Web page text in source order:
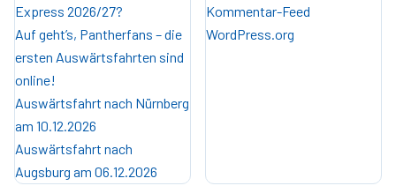
Express 2026/27?
Auf geht’s, Pantherfans – die
ersten Auswärtsfahrten sind
online!
Auswärtsfahrt nach Nürnberg
am 10.12.2026
Auswärtsfahrt nach
Augsburg am 06.12.2026
Kommentar-Feed
WordPress.org